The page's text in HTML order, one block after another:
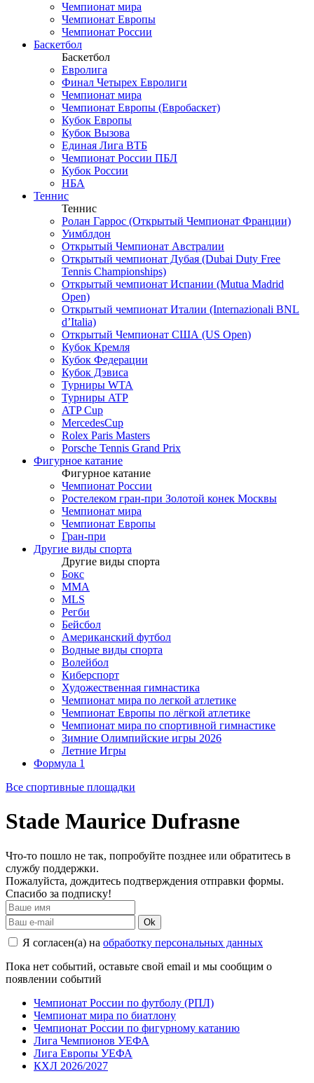
Чемпионат мира
Чемпионат Европы
Чемпионат России
Баскетбол
Баскетбол
Евролига
Финал Четырех Евролиги
Чемпионат мира
Чемпионат Европы (Евробаскет)
Кубок Европы
Кубок Вызова
Единая Лига ВТБ
Чемпионат России ПБЛ
Кубок России
НБА
Теннис
Теннис
Ролан Гаррос (Открытый Чемпионат Франции)
Уимблдон
Открытый Чемпионат Австралии
Открытый чемпионат Дубая (Dubai Duty Free
Tennis Championships)
Открытый чемпионат Испании (Mutua Madrid
Open)
Открытый чемпионат Италии (Internazionali BNL
d’Italia)
Открытый Чемпионат США (US Open)
Кубок Кремля
Кубок Федерации
Кубок Дэвиса
Турниры WTA
Турниры ATP
ATP Cup
MercedesCup
Rolex Paris Masters
Porsche Tennis Grand Prix
Фигурное катание
Фигурное катание
Чемпионат России
Ростелеком гран-при Золотой конек Москвы
Чемпионат мира
Чемпионат Европы
Гран-при
Другие виды спорта
Другие виды спорта
Бокс
MMA
MLS
Регби
Бейсбол
Американский футбол
Водные виды спорта
Волейбол
Киберспорт
Художественная гимнастика
Чемпионат мира по легкой атлетике
Чемпионат Европы по лёгкой атлетике
Чемпионат мира по спортивной гимнастике
Зимние Олимпийские игры 2026
Летние Игры
Формула 1
Все спортивные площадки
Stade Maurice Dufrasne
Что-то пошло не так, попробуйте позднее или обратитесь в
службу поддержки.
Пожалуйста, дождитесь подтверждения отправки формы.
Спасибо за подписку!
Ok
Я согласен(а) на обработку персональных данных
Пока нет событий, оставьте свой email и мы сообщим о
появлении событий
Чемпионат России по футболу (РПЛ)
Чемпионат мира по биатлону
Чемпионат России по фигурному катанию
Лига Чемпионов УЕФА
Лига Европы УЕФА
КХЛ 2026/2027